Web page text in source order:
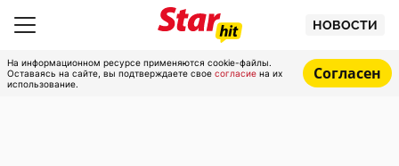
НОВОСТИ
На информационном ресурсе применяются cookie-файлы.
Оставаясь на сайте, вы подтверждаете свое согласие на их
использование.
Согласен